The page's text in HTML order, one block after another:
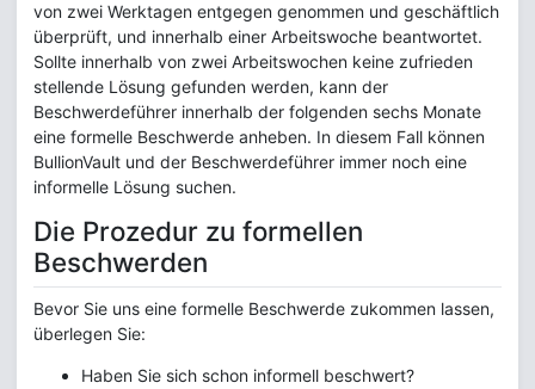
von zwei Werktagen entgegen genommen und geschäftlich
überprüft, und innerhalb einer Arbeitswoche beantwortet.
Sollte innerhalb von zwei Arbeitswochen keine zufrieden
stellende Lösung gefunden werden, kann der
Beschwerdeführer innerhalb der folgenden sechs Monate
eine formelle Beschwerde anheben. In diesem Fall können
BullionVault und der Beschwerdeführer immer noch eine
informelle Lösung suchen.
Die Prozedur zu formellen
Beschwerden
Bevor Sie uns eine formelle Beschwerde zukommen lassen,
überlegen Sie:
Haben Sie sich schon informell beschwert?